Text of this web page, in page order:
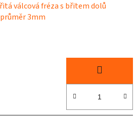
válcová fréza s břitem dolů
3mm